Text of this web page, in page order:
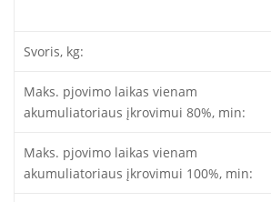
Svoris, kg:
Maks. pjovimo laikas vienam
akumuliatoriaus įkrovimui 80%, min:
Maks. pjovimo laikas vienam
akumuliatoriaus įkrovimui 100%, min: